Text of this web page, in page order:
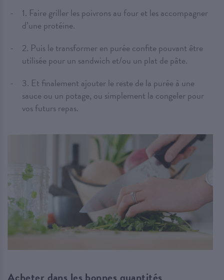
1. Faire griller les poivrons au four et les accompagner
d’une protéine.
2. Puis le transformer en purée confite pouvant être
utilisée pour un sandwich et/ou un plat de pâte.
3. Et finalement ajouter le reste de la purée à une
sauce ou un potage, ou simplement la congeler pour
vos futurs repas.